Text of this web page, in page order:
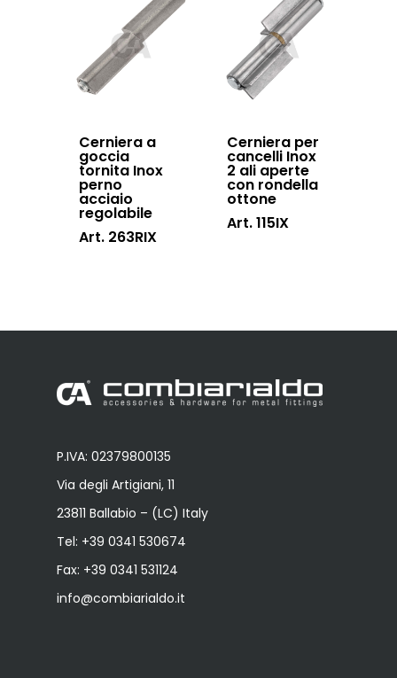
Cerniera a
goccia
tornita Inox
perno
acciaio
regolabile
Art. 263RIX
Cerniera per
cancelli Inox
2 ali aperte
con rondella
ottone
Art. 115IX
P.IVA: 02379800135
Via degli Artigiani, 11
23811 Ballabio – (LC) Italy
Tel: +39 0341 530674
Fax: +39 0341 531124
info@combiarialdo.it